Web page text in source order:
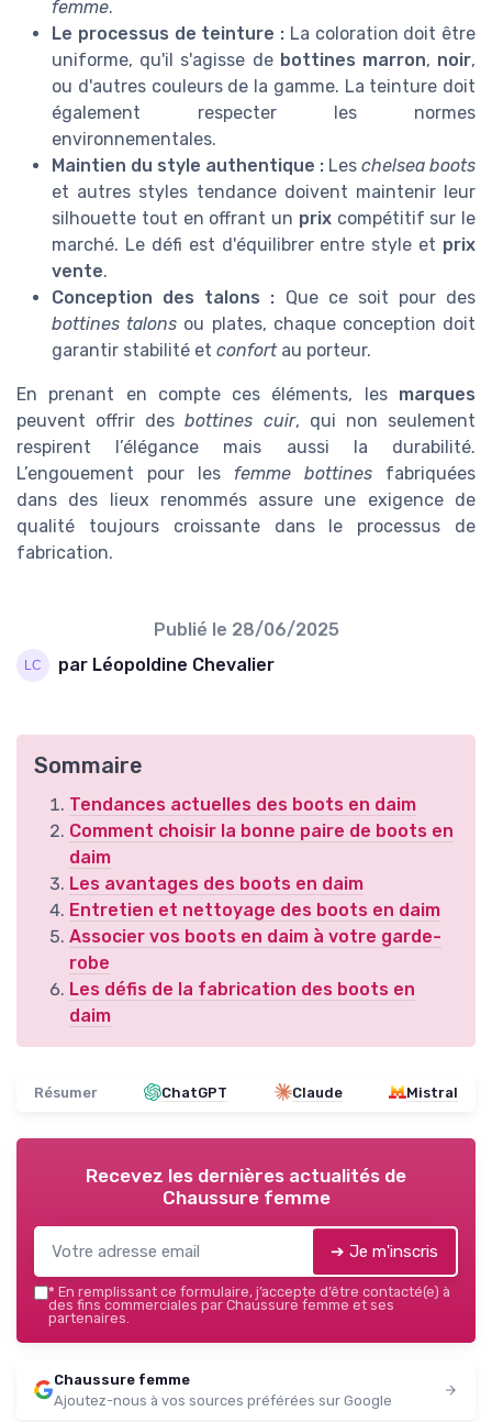
femme.
Le processus de teinture : La coloration doit être
uniforme, qu'il s'agisse de bottines marron, noir,
ou d'autres couleurs de la gamme. La teinture doit
également respecter les normes
environnementales.
Maintien du style authentique : Les chelsea boots
et autres styles tendance doivent maintenir leur
silhouette tout en offrant un prixcompétitif sur le
marché. Le défi est d'équilibrer entre style et prix
vente.
Conception des talons : Que ce soit pour des
bottines talons ou plates, chaque conception doit
garantir stabilité et confortau porteur.
En prenant en compte ces éléments, les marques
peuvent offrir desbottines cuir, qui non seulement
respirent l’élégance mais aussi la durabilité.
L’engouement pour les femme bottines fabriquées
dans des lieux renommés assure une exigence de
qualité toujours croissante dans le processus de
fabrication.
Publié le 28/06/2025
par Léopoldine Chevalier
Sommaire
Tendances actuelles des boots en daim
Comment choisir la bonne paire de boots en
daim
Les avantages des boots en daim
Entretien et nettoyage des boots en daim
Associer vos boots en daim à votre garde-
robe
Les défis de la fabrication des boots en
daim
Résumer ChatGPT Claude Mistral
Recevez les dernières actualités de
Chaussure femme
➔ Je m'inscris
* En remplissant ce formulaire, j’accepte d’être contacté(e) à
des fins commerciales par Chaussure femme et ses
partenaires.
Chaussure femme
Ajoutez-nous à vos sources préférées sur Google